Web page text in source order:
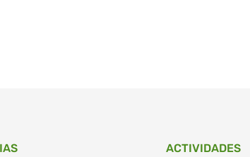
ACTIVIDADES